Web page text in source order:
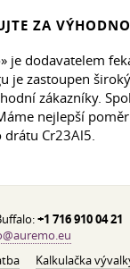
ZA
je dodavatelem
je zastoupen
zákazníky.
nejlepší
drátu Cr23Al5.
+1 716 910 04 21
Kalkulačka